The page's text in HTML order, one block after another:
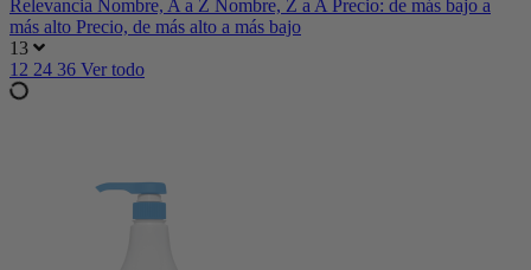
Relevancia Nombre, A a Z Nombre, Z a A Precio: de más bajo a
más alto Precio, de más alto a más bajo
13
12 24 36 Ver todo